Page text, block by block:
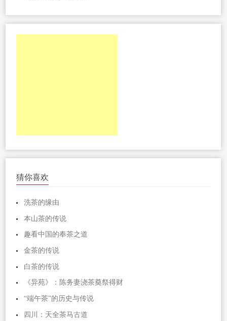
猜你喜欢
洗茶的缘由
本山茶的传说
趣看中国的奉茶之道
金茶的传说
白茶的传说
《异苑》：陈务妻浇茶奠祭得财
“端午茶”的历史与传说
四川：天全茶马古道